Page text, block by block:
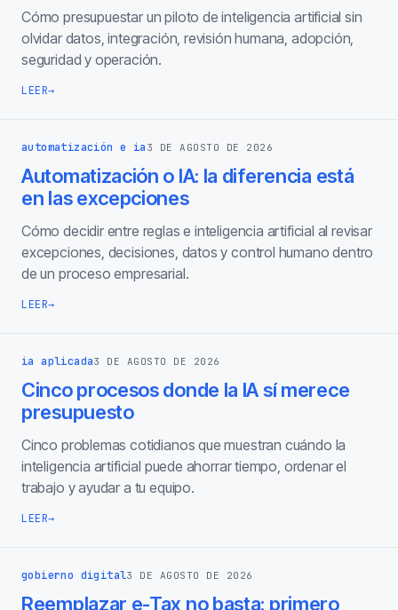
Cómo presupuestar un piloto de inteligencia artificial sin
olvidar datos, integración, revisión humana, adopción,
seguridad y operación.
LEER→
automatización e ia 3 DE AGOSTO DE 2026
Automatización o IA: la diferencia está
en las excepciones
Cómo decidir entre reglas e inteligencia artificial al revisar
excepciones, decisiones, datos y control humano dentro
de un proceso empresarial.
LEER→
ia aplicada3 DE AGOSTO DE 2026
Cinco procesos donde la IA sí merece
presupuesto
Cinco problemas cotidianos que muestran cuándo la
inteligencia artificial puede ahorrar tiempo, ordenar el
trabajo y ayudar a tu equipo.
LEER→
gobierno digital3 DE AGOSTO DE 2026
Reemplazar e-Tax no basta: primero